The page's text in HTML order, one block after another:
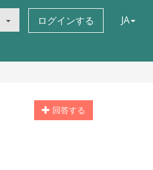
ログインする JA
回答する